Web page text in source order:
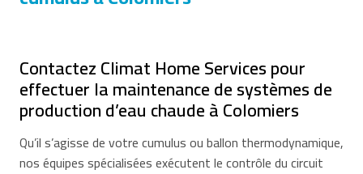
Contactez Climat Home Services pour
effectuer la maintenance de systèmes de
production d’eau chaude à Colomiers
Qu’il s’agisse de votre cumulus ou ballon thermodynamique,
nos équipes spécialisées exécutent le contrôle du circuit